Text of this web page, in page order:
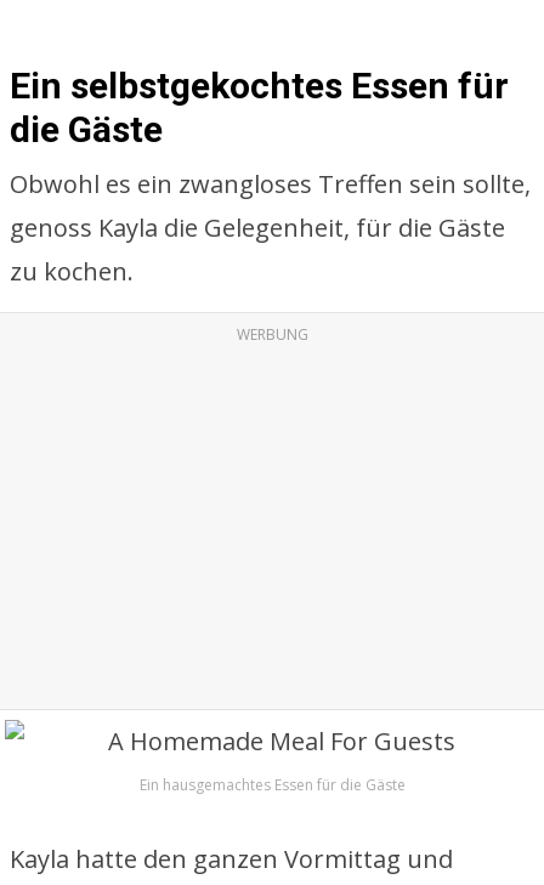
Ein selbstgekochtes Essen für
die Gäste
Obwohl es ein zwangloses Treffen sein sollte,
genoss Kayla die Gelegenheit, für die Gäste
zu kochen.
WERBUNG
Ein hausgemachtes Essen für die Gäste
Kayla hatte den ganzen Vormittag und